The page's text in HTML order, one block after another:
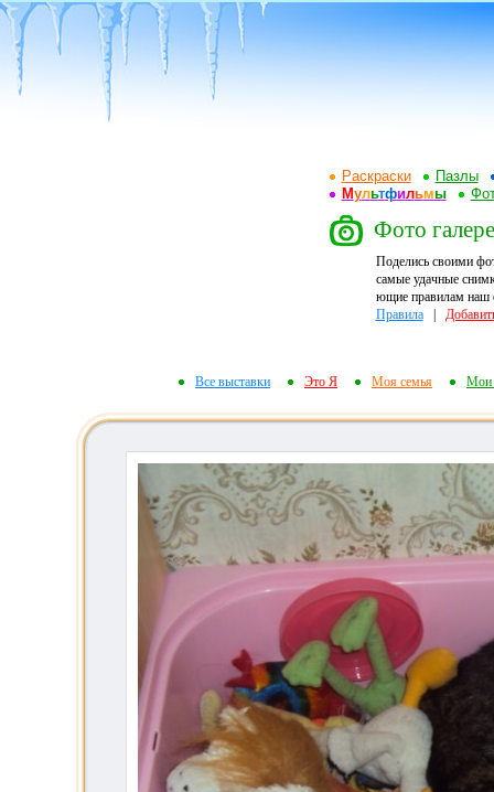
Раскраски
Пазлы
Мультфильмы
Фото
Поделись своими
самые удачные
ющие правилам наш
Правила|
Все выставки Это Я Моя семья Мои